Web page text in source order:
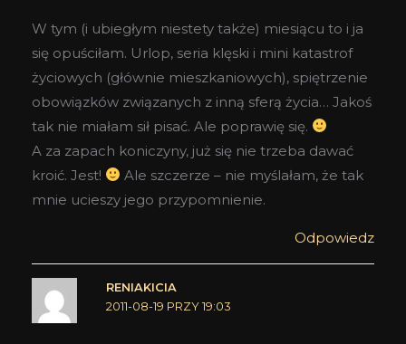
W tym (i ubiegłym niestety także) miesiącu to i ja
się opuściłam. Urlop, seria klęski i mini katastrof
życiowych (głównie mieszkaniowych), spiętrzenie
obowiązków związanych z inną sferą życia… Jakoś
tak nie miałam sił pisać. Ale poprawię się.
A za zapach koniczyny, już się nie trzeba dawać
kroić. Jest!
Ale szczerze – nie myślałam, że tak
mnie ucieszy jego przypomnienie.
Odpowiedz
RENIAKICIA
2011-08-19 PRZY 19:03